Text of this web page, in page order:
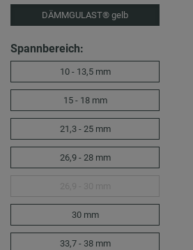
DÄMMGULAST® gelb
Spannbereich:
10 - 13,5 mm
15 - 18 mm
21,3 - 25 mm
26,9 - 28 mm
30 mm
33,7 - 38 mm